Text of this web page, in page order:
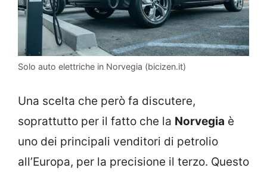
Solo auto elettriche in Norvegia (bicizen.it)
Una scelta che però fa discutere,
soprattutto per il fatto che la Norvegia è
uno dei principali venditori di petrolio
all’Europa, per la precisione il terzo. Questo